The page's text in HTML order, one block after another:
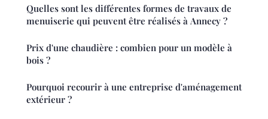
Quelles sont les différentes formes de travaux de
menuiserie qui peuvent être réalisés à Annecy ?
Prix d'une chaudière : combien pour un modèle à
bois ?
Pourquoi recourir à une entreprise d'aménagement
extérieur ?